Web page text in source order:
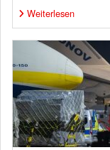
Weiterlesen